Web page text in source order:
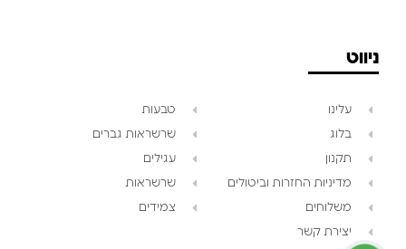
ניווט
עלינו
בלוג
תקנון
מדיניות החזרות וביטולים
משלוחים
יצירת קשר
טבעות
שרשראות גברים
עגילים
שרשראות
צמידים
💬 זמינים עכשיו